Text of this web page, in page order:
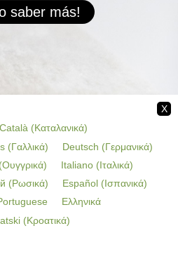
saber más!
X
Català (Καταλανικά)
(Γαλλικά) Deutsch (Γερμανικά)
(Ουγγρικά) Italiano (Ιταλικά)
(Ρωσικά) Español (Ισπανικά)
Ελληνικά
(Κροατικά)